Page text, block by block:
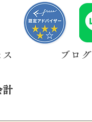
ブログ
計